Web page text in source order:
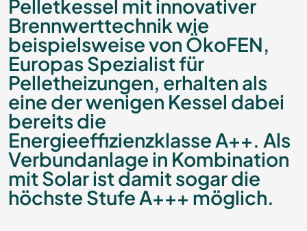
Pelletkessel mit innovativer
Brennwerttechnik wie
beispielsweise von ÖkoFEN,
Europas Spezialist für
Pelletheizungen, erhalten als
eine der wenigen Kessel dabei
bereits die
Energieeffizienzklasse A++. Als
Verbundanlage in Kombination
mit Solar ist damit sogar die
höchste Stufe A+++ möglich.